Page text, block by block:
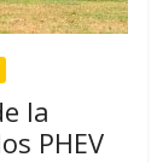
la
PHEV